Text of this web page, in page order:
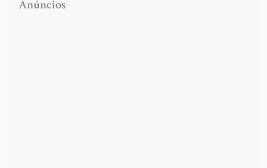
Anúncios